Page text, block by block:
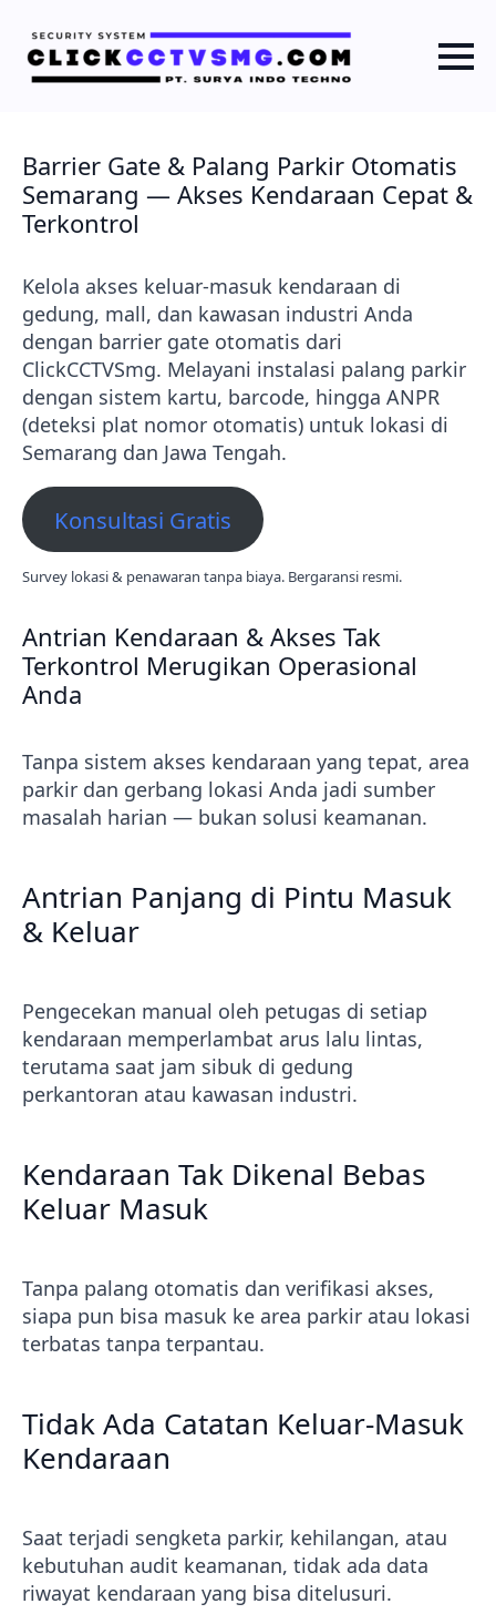
Barrier Gate & Palang Parkir Otomatis
Semarang — Akses Kendaraan Cepat &
Terkontrol
Kelola akses keluar-masuk kendaraan di
gedung, mall, dan kawasan industri Anda
dengan barrier gate otomatis dari
ClickCCTVSmg. Melayani instalasi palang parkir
dengan sistem kartu, barcode, hingga ANPR
(deteksi plat nomor otomatis) untuk lokasi di
Semarang dan Jawa Tengah.
Konsultasi Gratis
Survey lokasi & penawaran tanpa biaya. Bergaransi resmi.
Antrian Kendaraan & Akses Tak
Terkontrol Merugikan Operasional
Anda
Tanpa sistem akses kendaraan yang tepat, area
parkir dan gerbang lokasi Anda jadi sumber
masalah harian — bukan solusi keamanan.
Antrian Panjang di Pintu Masuk
& Keluar
Pengecekan manual oleh petugas di setiap
kendaraan memperlambat arus lalu lintas,
terutama saat jam sibuk di gedung
perkantoran atau kawasan industri.
Kendaraan Tak Dikenal Bebas
Keluar Masuk
Tanpa palang otomatis dan verifikasi akses,
siapa pun bisa masuk ke area parkir atau lokasi
terbatas tanpa terpantau.
Tidak Ada Catatan Keluar-Masuk
Kendaraan
Saat terjadi sengketa parkir, kehilangan, atau
kebutuhan audit keamanan, tidak ada data
riwayat kendaraan yang bisa ditelusuri.